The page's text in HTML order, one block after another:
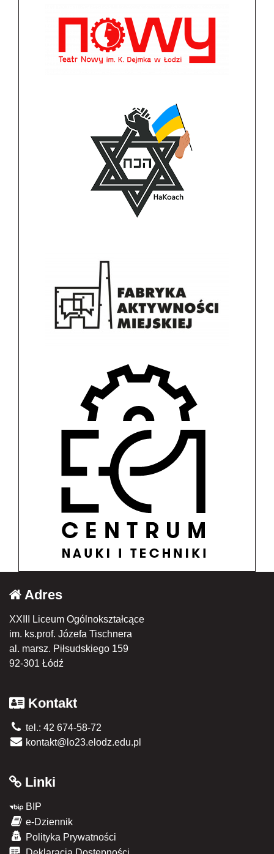
Adres
XXIII Liceum Ogólnokształcące
im. ks.prof. Józefa Tischnera
al. marsz. Piłsudskiego 159
92-301 Łódź
Kontakt
tel.: 42 674-58-72
kontakt@lo23.elodz.edu.pl
Linki
BIP
e-Dziennik
Polityka Prywatności